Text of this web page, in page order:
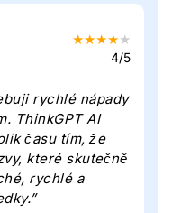
★★★★★
4/5
rychlé nápady
ThinkGPT AI
času tím, že
které skutečně
rychlé a